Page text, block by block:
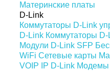
Материнские платы
D-Link
Коммутаторы D-Link
D-Link Коммутаторы
Модули D-Link SFP
WiFi Сетевые карты
VOIP IP D-Link Модемы